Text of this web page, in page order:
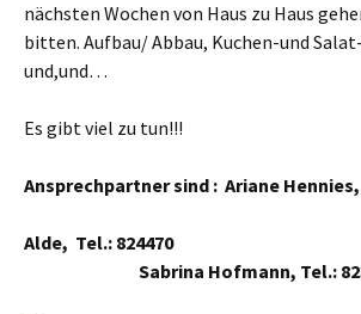
nächsten Wochen von Haus zu Haus
bitten. Aufbau/ Abbau, Kuchen-und
und,und…
Es gibt viel zu tun!!!
Ansprechpartner sind : Ariane
Alde, Tel.:
Sabrina Hofmann, Tel.: